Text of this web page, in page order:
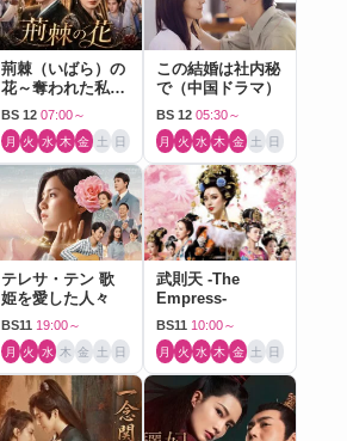
荊棘（いばら）の
花～奪われた私～
（中国ドラマ）
BS 12 07:00～
月 火 水 木 金 土 日
この結婚は社内秘
で（中国ドラマ）
BS 12 05:30～
月 火 水 木 金 土 日
テレサ・テン 歌
姫を愛した人々
BS11 19:00～
月 火 水 木 金 土 日
武則天 -The
Empress-
BS11 10:00～
月 火 水 木 金 土 日